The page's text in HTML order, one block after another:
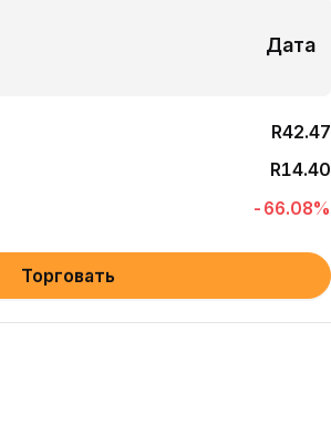
Дата
R42.47
R14.40
-66.08%
Торговать